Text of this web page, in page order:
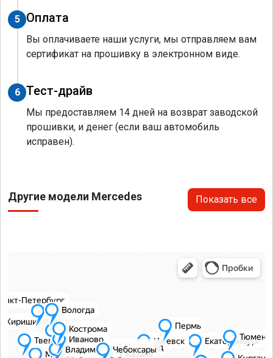
5 Оплата
Вы оплачиваете наши услуги, мы отправляем вам
сертификат на прошивку в электронном виде.
6 Тест-драйв
Мы предоставляем 14 дней на возврат заводской
прошивки, и денег (если ваш автомобиль
исправен).
Другие модели Mercedes Показать все